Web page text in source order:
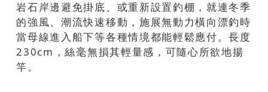
岩石岸邊避免掛底、或重新設置釣棚，就連冬季
的強風、潮流快速移動，施展無動力橫向漂釣時
當母線進入船下等各種情境都能輕鬆應付。長度
230cm，絲毫無損其輕量感，可隨心所欲地揚
竿。